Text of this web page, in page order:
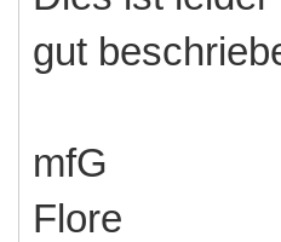
gut
mfG
Flore